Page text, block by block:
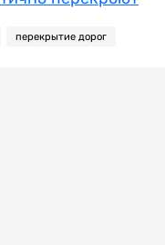
перекрытие дорог